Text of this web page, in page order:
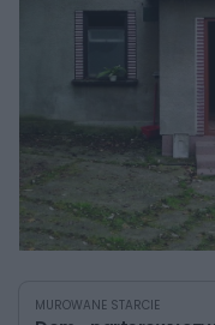
MUROWANE STARCIE